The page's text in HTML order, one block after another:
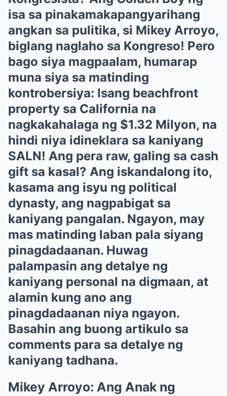
isa sa pinakamakapangyarihang
angkan sa pulitika, si Mikey Arroyo,
biglang naglaho sa Kongreso! Pero
bago siya magpaalam, humarap
muna siya sa matinding
kontrobersiya: Isang beachfront
property sa California na
nagkakahalaga ng $1.32 Milyon, na
hindi niya idineklara sa kaniyang
SALN! Ang pera raw, galing sa cash
gift sa kasal? Ang iskandalong ito,
kasama ang isyu ng political
dynasty, ang nagpabigat sa
kaniyang pangalan. Ngayon, may
mas matinding laban pala siyang
pinagdadaanan. Huwag
palampasin ang detalye ng
kaniyang personal na digmaan, at
alamin kung ano ang
pinagdadaanan niya ngayon.
Basahin ang buong artikulo sa
comments para sa detalye ng
kaniyang tadhana.
Mikey Arroyo: Ang Anak ng